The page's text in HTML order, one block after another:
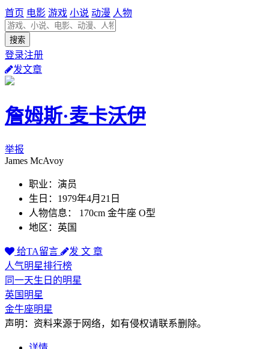
首页 电影 游戏 小说 动漫 人物
登录注册
发文章
詹姆斯·麦卡沃伊
举报
James McAvoy
职业：演员
生日：1979年4月21日
人物信息： 170cm 金牛座 O型
地区：英国
给TA留言
发 文 章
人气明星排行榜
同一天生日的明星
英国明星
金牛座明星
声明：资料来源于网络，如有侵权请联系删除。